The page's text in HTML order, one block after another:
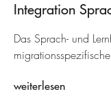
Integration
Das Sprach- und
weiterlesen